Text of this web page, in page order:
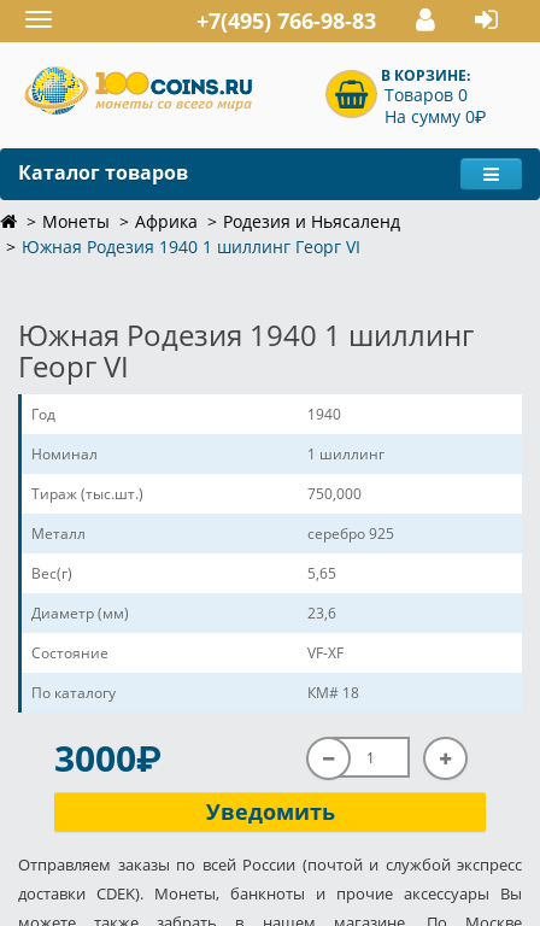
Toggle
navigation
+7(495) 766-98-83
В КОРЗИНЕ:
Товаров 0
На сумму 0P
Каталог товаров
Монеты Африка
Родезия и Ньясаленд
Южная Родезия 1940 1 шиллинг Георг VI
Южная Родезия 1940 1 шиллинг
Георг VI
Год
1940
Номинал
1 шиллинг
Тираж (тыс.шт.)
750,000
Металл
серебро 925
Вес(г)
5,65
Диаметр (мм)
23,6
Состояние
VF-XF
По каталогу
КМ# 18
3000P
Уведомить
Отправляем заказы по всей России (почтой и службой экспресс
доставки CDEK). Монеты, банкноты и прочие аксессуары Вы